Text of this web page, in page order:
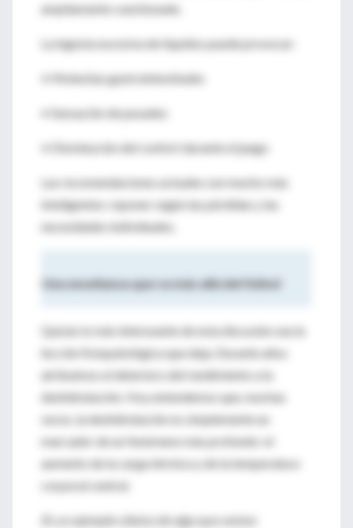
ampliamente cuestionada.
La ingesta excesiva de líquidos puede provocar:
• Molestias gastrointestinales
• Sensación de pesadez
• Disminución del confort durante el juego
Las recomendaciones actuales son mucho más
inteligentes: reponer según las pérdidas y las
necesidades individuales.
Una enseñanza que va más allá del fútbol
Quizás lo más interesante de esta discusión sea la
lección fisiopatológica que deja. Durante años
atribuimos el deterioro del rendimiento a la
deshidratación. Hoy entendemos que, muchas
veces, la deshidratación es simplemente un
marcador de un fenómeno más profundo: el
aumento de la carga térmica y de la temperatura
corporal central.
Es un ejemplo clásico de algo que vemos